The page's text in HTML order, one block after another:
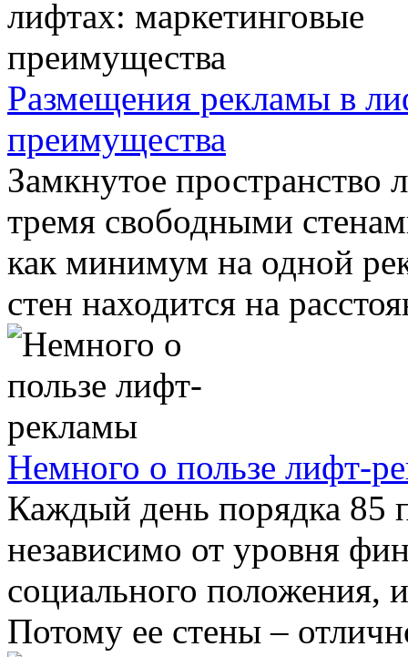
Размещения рекламы в
преимущества
Замкнутое пространство
тремя свободными
как минимум на одной
стен находится на
Немного о пользе лифт-
Каждый день порядка 85
независимо от уровня
социального положения,
Потому ее стены –